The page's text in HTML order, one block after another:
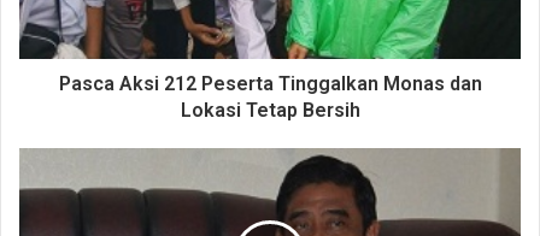
Pasca Aksi 212 Peserta Tinggalkan Monas dan
Lokasi Tetap Bersih